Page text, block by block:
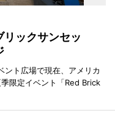
ックサンセッ
ント広場で現在、アメリカ
限定イベント「Red Brick